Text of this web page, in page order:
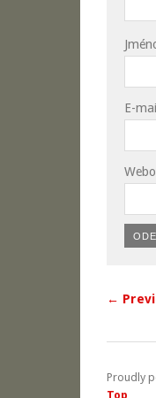
E-mail
←
Proudly
Top